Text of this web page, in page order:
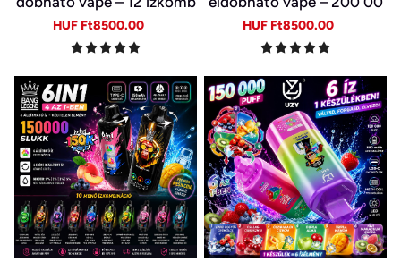
ináció
Sale
HUF Ft8500.00
0 slukk, 10 íz
Sale
HUF Ft8500.00